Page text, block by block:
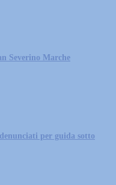
Severino Marche
per guida sotto